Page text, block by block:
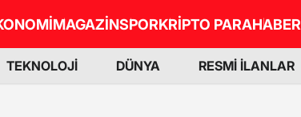
MAGAZİNSPORKRİPTO PARAHABER
TEKNOLOJİ DÜNYA RESMİ İLANLAR